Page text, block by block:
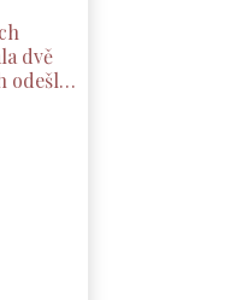
dvě
odešla
k